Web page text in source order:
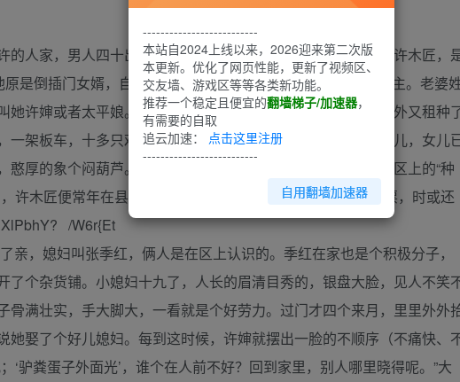
的人家，男人四十出头，有点小手艺，人也活泛，大家都叫他许木匠，
原是倒插门女婿，自从边区政 府成立，宣传平等，他就成了户主。老婆
她许婶或者太平娘。木匠家里有五亩地，是闹土改时分的，另外又租种
一架板车，十多只鸡，还打算再买两口猪养养。夫妻俩一女一儿，女儿
厚的象个闷葫芦。长的粗粗壮壮，是个种田的好手，还得过区上的“种
许木匠便常年在县城揽工，年底回家，总能带来硬硬的边区票，时或还
/W6r{Et
，媳妇叫张季红，俩人是在区上认识的。季红在家也是个积极分子，
了个杂货铺。小媳妇十九了，人长的眉清目秀的，银盘大脸，见人不笑
骨满壮实，手大脚大，一看就是个好劳力。过门才四个来月，里里外外
她娶了个好儿媳妇。每到这时候，许婶就摆出一脸的不顺序（不痛快、
‘驴粪蛋子外面光’，谁个在人前不好？回到家里，别人哪里晓得呢。”大
--------------------------
本站自2024上线以来，2026迎来第二次版
本更新。优化了网页性能，更新了视频区、
交友墙、游戏区等等各类新功能。
推荐一个稳定且便宜的翻墙梯子/加速器，
有需要的自取
追云加速： 点击这里注册
--------------------------
自用翻墙加速器